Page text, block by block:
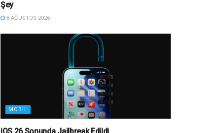
Şey
8 AĞUSTOS 2026
MOBIL